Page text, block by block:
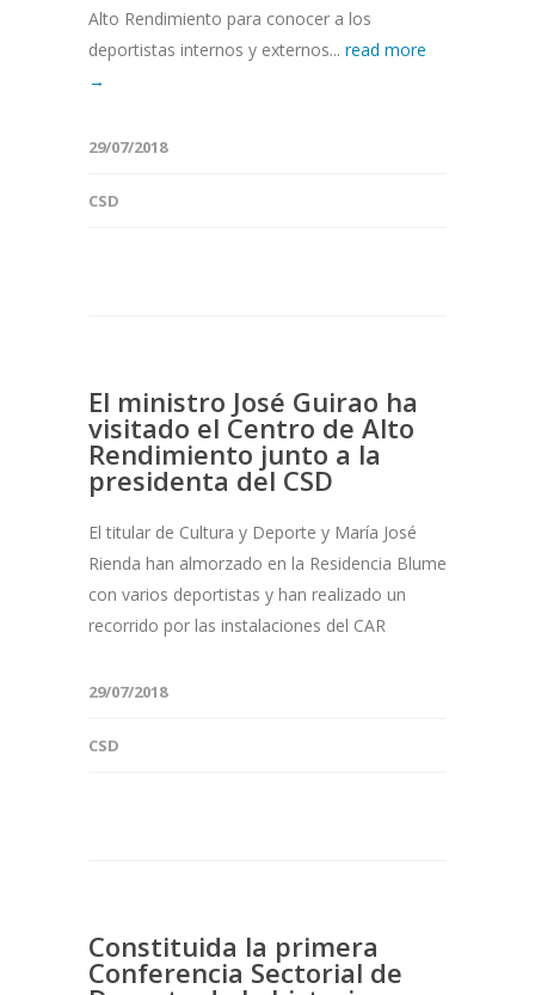
Alto Rendimiento para conocer a los
deportistas internos y externos... read more
→
29/07/2018
CSD
El ministro José Guirao ha
visitado el Centro de Alto
Rendimiento junto a la
presidenta del CSD
El titular de Cultura y Deporte y María José
Rienda han almorzado en la Residencia Blume
con varios deportistas y han realizado un
recorrido por las instalaciones del CAR
29/07/2018
CSD
Constituida la primera
Conferencia Sectorial de